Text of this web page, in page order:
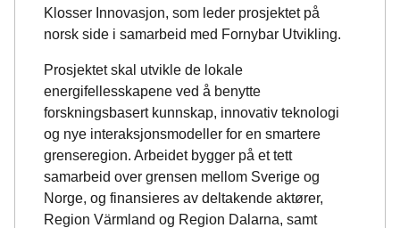
Klosser Innovasjon, som leder prosjektet på
norsk side i samarbeid med Fornybar Utvikling.
Prosjektet skal utvikle de lokale
energifellesskapene ved å benytte
forskningsbasert kunnskap, innovativ teknologi
og nye interaksjonsmodeller for en smartere
grenseregion. Arbeidet bygger på et tett
samarbeid over grensen mellom Sverige og
Norge, og finansieres av deltakende aktører,
Region Värmland og Region Dalarna, samt